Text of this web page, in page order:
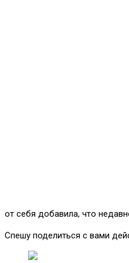
от себя добавила, что
Спешу поделиться с вами